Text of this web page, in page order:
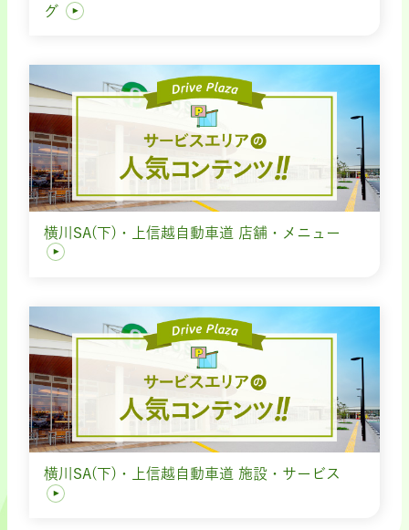
グ
横川SA(下)・上信越自動車道 店舗・メニュー
横川SA(下)・上信越自動車道 施設・サービス